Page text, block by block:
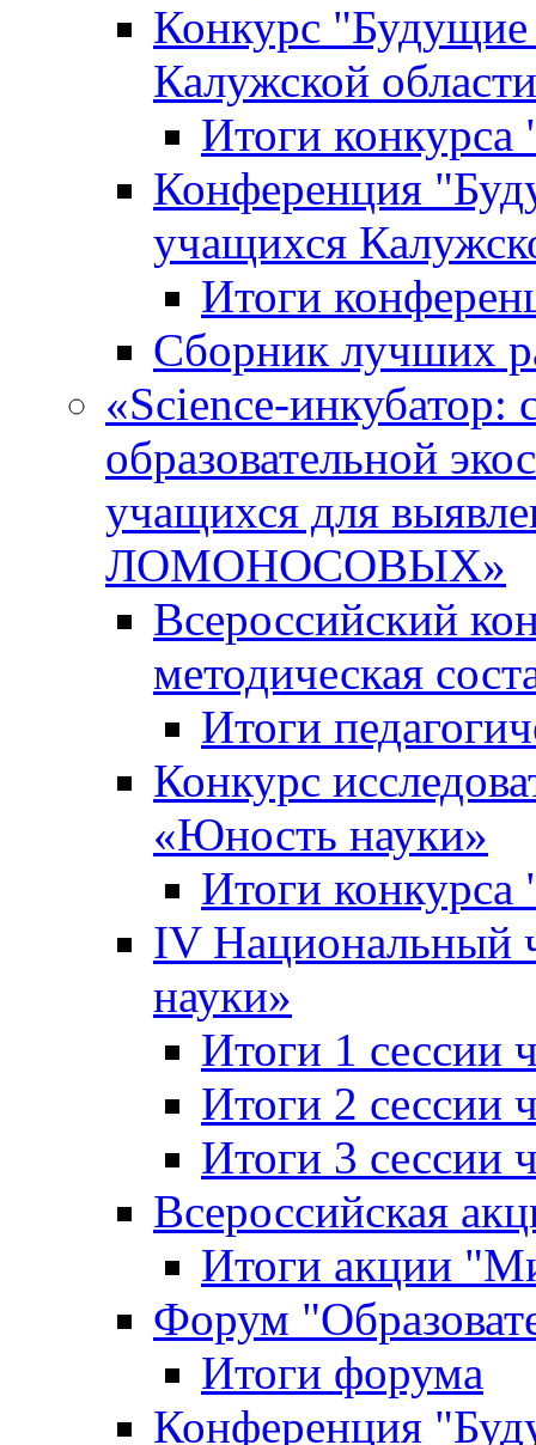
Конкурс
Калужской области
Итоги
Конференция
учащихся
Итоги
Сборник лучших
«Science-инкубатор:
образовательной
учащихся для
ЛОМОНОСОВЫХ»
Всероссийский
методическая
Итоги
Конкурс
«Юность науки»
Итоги
IV
науки»
Итоги 1 сессии
Итоги 2 сессии
Итоги 3 сессии
Всероссийская
Итоги акции
Форум
Итоги форума
Конференция